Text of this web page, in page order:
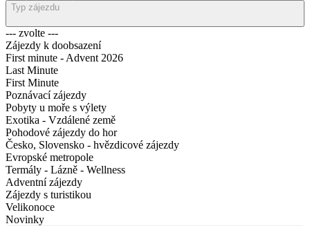
Typ zájezdu
--- zvolte ---
Zájezdy k doobsazení
First minute - Advent 2026
Last Minute
First Minute
Poznávací zájezdy
Pobyty u moře s výlety
Exotika - Vzdálené země
Pohodové zájezdy do hor
Česko, Slovensko - hvězdicové zájezdy
Evropské metropole
Termály - Lázně - Wellness
Adventní zájezdy
Zájezdy s turistikou
Velikonoce
Novinky